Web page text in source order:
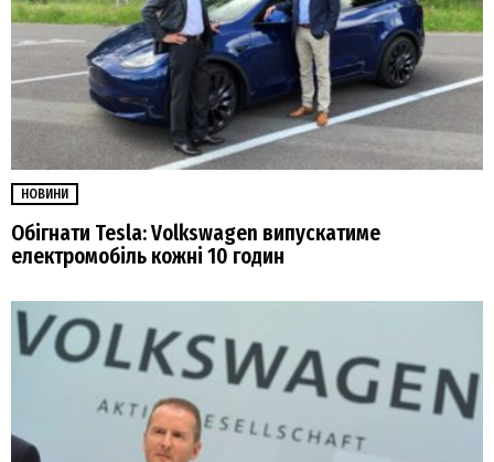
НОВИНИ
Обігнати Tesla: Volkswagen випускатиме
електромобіль кожні 10 годин